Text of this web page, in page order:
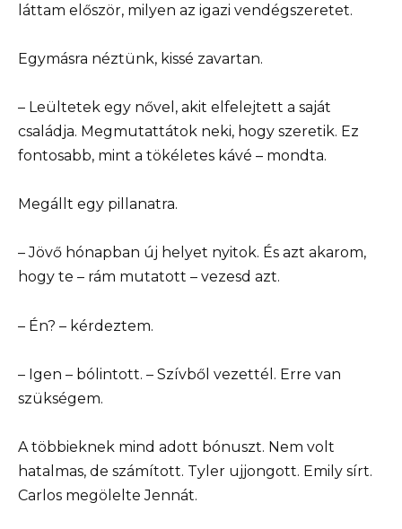
láttam először, milyen az igazi vendégszeretet.
Egymásra néztünk, kissé zavartan.
– Leültetek egy nővel, akit elfelejtett a saját
családja. Megmutattátok neki, hogy szeretik. Ez
fontosabb, mint a tökéletes kávé – mondta.
Megállt egy pillanatra.
– Jövő hónapban új helyet nyitok. És azt akarom,
hogy te – rám mutatott – vezesd azt.
– Én? – kérdeztem.
– Igen – bólintott. – Szívből vezettél. Erre van
szükségem.
A többieknek mind adott bónuszt. Nem volt
hatalmas, de számított. Tyler ujjongott. Emily sírt.
Carlos megölelte Jennát.